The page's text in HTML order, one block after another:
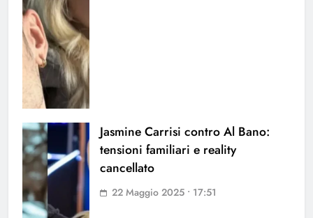
Jasmine Carrisi contro Al Bano:
tensioni familiari e reality
cancellato
22 Maggio 2025 • 17:51